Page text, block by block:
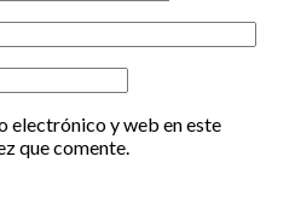
electrónico y web en este
que comente.